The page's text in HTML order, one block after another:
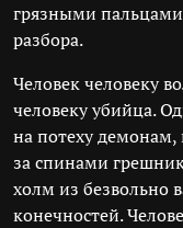
грязными
разбора.
Человек человеку
человеку убийца.
на потеху
за спинами
холм из безвольно
конечностей.